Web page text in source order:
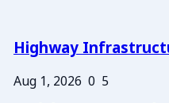
Highway
Aug 1, 2026 0 5